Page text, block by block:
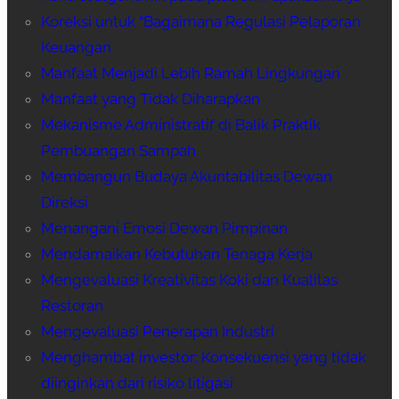
Koreksi untuk “Bagaimana Regulasi Pelaporan
Keuangan
Manfaat Menjadi Lebih Ramah Lingkungan
Manfaat yang Tidak Diharapkan
Mekanisme Administratif di Balik Praktik
Pembuangan Sampah
Membangun Budaya Akuntabilitas Dewan
Direksi
Menangani Emosi Dewan Pimpinan
Mendamaikan Kebutuhan Tenaga Kerja
Mengevaluasi Kreativitas Koki dan Kualitas
Restoran
Mengevaluasi Penerapan Industri
Menghambat investor: Konsekuensi yang tidak
diinginkan dari risiko litigasi